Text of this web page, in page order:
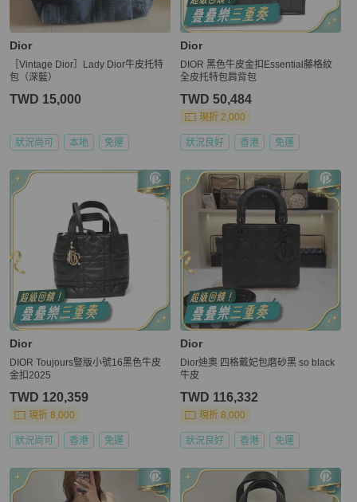
Dior
［Vintage Dior］Lady Dior牛皮托特
包（深藍）
TWD 15,000
狀況尚可 本地 免運
Dior
DIOR 黑色牛皮金扣Essential藤格紋
全皮托特包肩背包
TWD 50,484
現折 2,000
狀況良好 香港 免運
Dior
DIOR Toujours豎版小號16黑色牛皮
金扣2025
TWD 120,359
現折 8,000
狀況尚可 香港 免運
Dior
Dior迪奧 四格戴妃包磨砂黑 so black
牛皮
TWD 116,332
現折 8,000
狀況良好 香港 免運